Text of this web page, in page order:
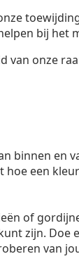
bij het
van onze
binnen en
hoe een kleur
of
zijn. Doe
van